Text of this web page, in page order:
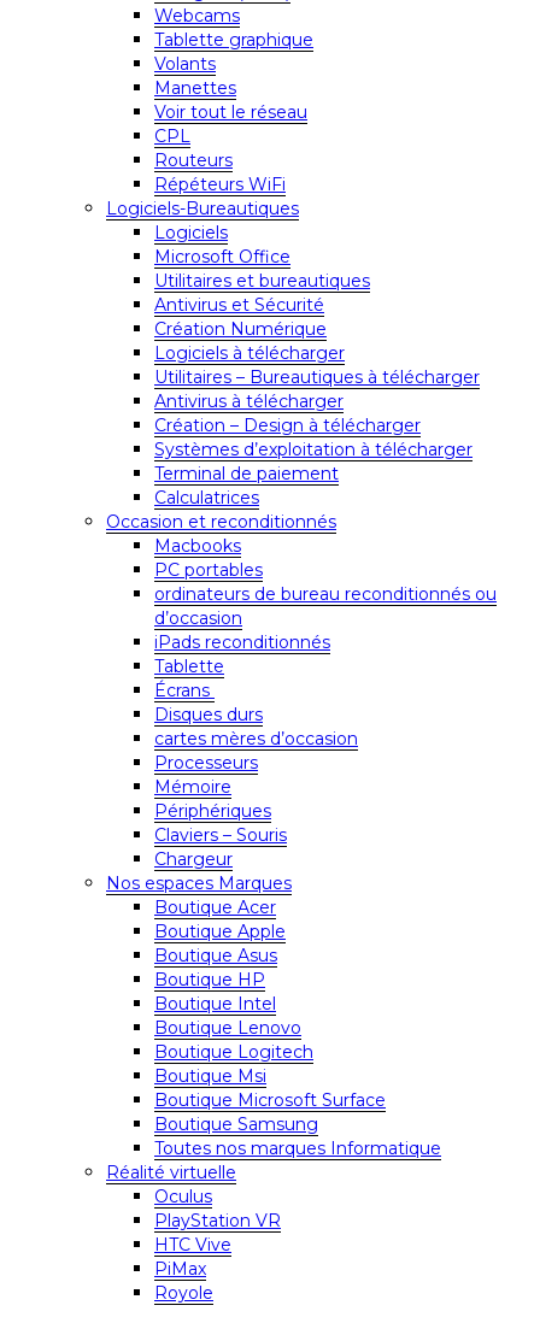
Webcams
Tablette graphique
Volants
Manettes
Voir tout le réseau
CPL
Routeurs
Répéteurs WiFi
Logiciels-Bureautiques
Logiciels
Microsoft Office
Utilitaires et bureautiques
Antivirus et Sécurité
Création Numérique
Logiciels à télécharger
Utilitaires – Bureautiques à télécharger
Antivirus à télécharger
Création – Design à télécharger
Systèmes d’exploitation à télécharger
Terminal de paiement
Calculatrices
Occasion et reconditionnés
Macbooks
PC portables
ordinateurs de bureau reconditionnés ou
d’occasion
iPads reconditionnés
Tablette
Écrans
Disques durs
cartes mères d’occasion
Processeurs
Mémoire
Périphériques
Claviers – Souris
Chargeur
Nos espaces Marques
Boutique Acer
Boutique Apple
Boutique Asus
Boutique HP
Boutique Intel
Boutique Lenovo
Boutique Logitech
Boutique Msi
Boutique Microsoft Surface
Boutique Samsung
Toutes nos marques Informatique
Réalité virtuelle
Oculus
PlayStation VR
HTC Vive
PiMax
Royole